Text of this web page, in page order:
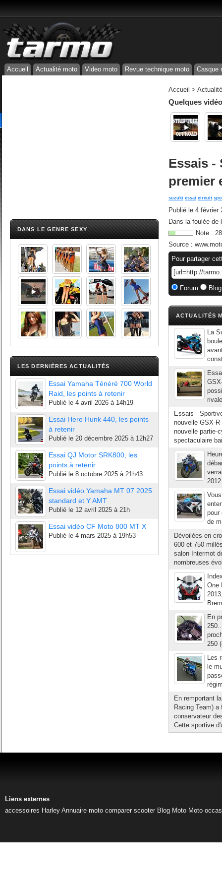
Accueil Actualité moto Video moto Revue technique moto Casque
DANS LE GENRE SEXY
LES DERNIÈRES ACTUALITÉS
Essai Yamaha Ténéré 700 World
Raid, les points à retenir
Publié le 4 avril 2026 à 14h19
Essai Hero Hunk 440, les points
à retenir
Publié le 20 décembre 2025 à 12h27
Essai QJ Motor SRK800, les
points à retenir
Publié le 8 octobre 2025 à 21h43
Essai vidéo Yamaha MT 07 2025
standard et Y AMT
Publié le 12 avril 2025 à 21h
Essai vidéo CF Moto 800 MT X
Publié le 4 mars 2025 à 19h53
Accueil >
Quelques
Essais -
premier
suzuki essai circuit
Publié le 4 février
Dans la foulée
Note : 28
Source :
Pour partager
Forum
ACTUALITÉS
La
Essais -
nouvelle GSX-
nouvelle partie-
spectaculaire
pour
de
Dévoilées en
600 et 750
salon Intermot
nombreuses
One
En
250
Les
le
En remportant
Racing Team)
conservateur
Cette sportive
Liens externes
accessoires Harley Annuaire moto comparer scooter Blog Moto Moto